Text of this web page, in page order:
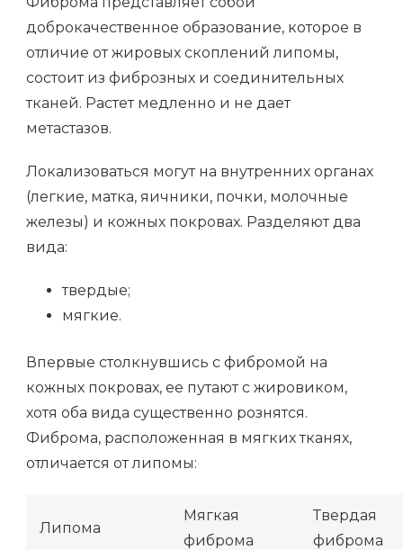
доброкачественное образование, которое в
отличие от жировых скоплений липомы,
состоит из фиброзных и соединительных
тканей. Растет медленно и не дает
метастазов.
Локализоваться могут на внутренних органах
(легкие, матка, яичники, почки, молочные
железы) и кожных покровах. Разделяют два
вида:
твердые;
мягкие.
Впервые столкнувшись с фибромой на
кожных покровах, ее путают с жировиком,
хотя оба вида существенно рознятся.
Фиброма, расположенная в мягких тканях,
отличается от липомы:
Липома
Мягкая
фиброма
Твердая
фиброма